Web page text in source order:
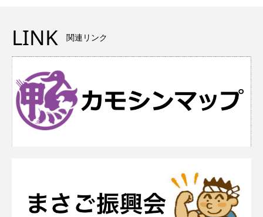
LINK 関連リンク